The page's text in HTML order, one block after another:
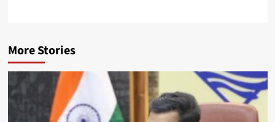
More Stories